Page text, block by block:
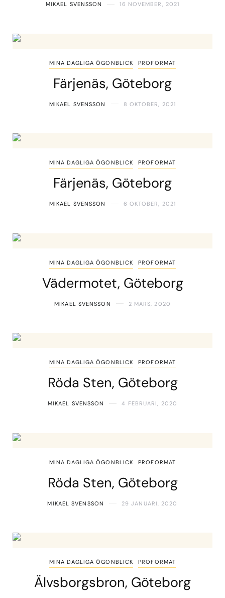
MIKAEL SVENSSON 16 NOVEMBER, 2021
MINA DAGLIGA ÖGONBLICK PROFORMAT
Färjenäs, Göteborg
MIKAEL SVENSSON 8 OKTOBER, 2021
MINA DAGLIGA ÖGONBLICK PROFORMAT
Färjenäs, Göteborg
MIKAEL SVENSSON 6 OKTOBER, 2021
MINA DAGLIGA ÖGONBLICK PROFORMAT
Vädermotet, Göteborg
MIKAEL SVENSSON 2 MARS, 2020
MINA DAGLIGA ÖGONBLICK PROFORMAT
Röda Sten, Göteborg
MIKAEL SVENSSON 4 FEBRUARI, 2020
MINA DAGLIGA ÖGONBLICK PROFORMAT
Röda Sten, Göteborg
MIKAEL SVENSSON 29 JANUARI, 2020
MINA DAGLIGA ÖGONBLICK PROFORMAT
Älvsborgsbron, Göteborg